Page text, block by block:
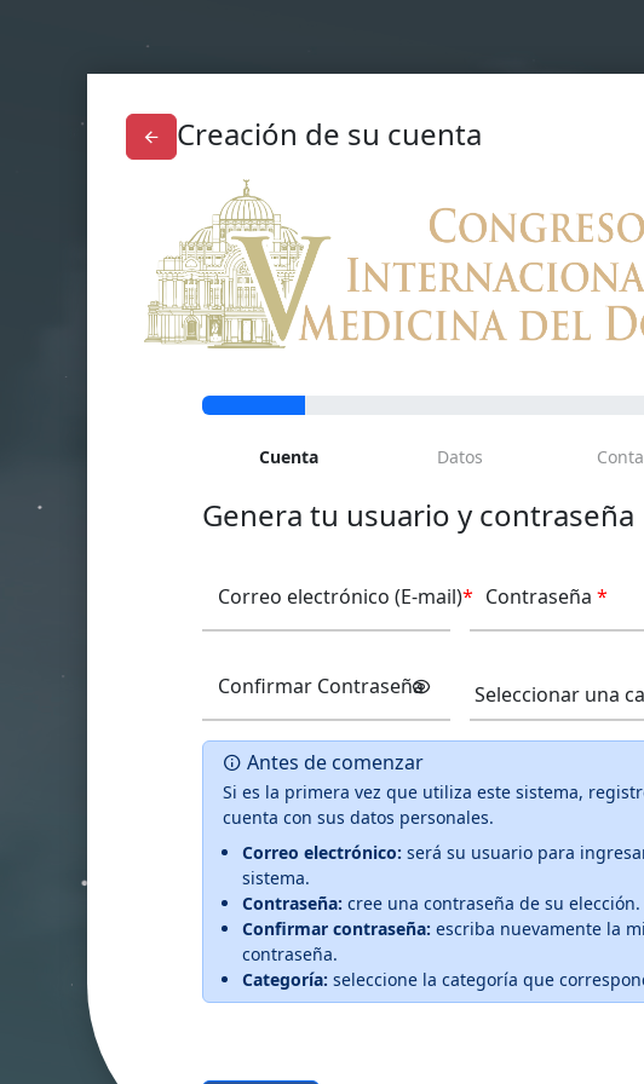
Creación de su cuenta
Cuenta Datos
Genera tu usuario y contraseña
Correo electrónico (E-mail)* Contraseña*
Confirmar Contraseña
Antes de comenzar
Si es la primera vez que utiliza este sistema,
cuenta con sus datos personales.
Correo electrónico: será su usuario para
sistema.
Contraseña: cree una contraseña de su elección.
Confirmar contraseña: escriba nuevamente la
contraseña.
Categoría: seleccione la categoría que